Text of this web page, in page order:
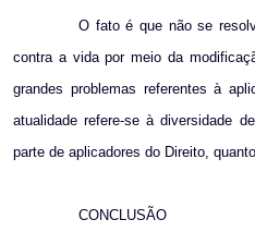
O fato é que não se
contra a vida por meio da
grandes problemas referentes à
atualidade refere-se à diversidade
parte de aplicadores do Direito,
CONCLUSÃO